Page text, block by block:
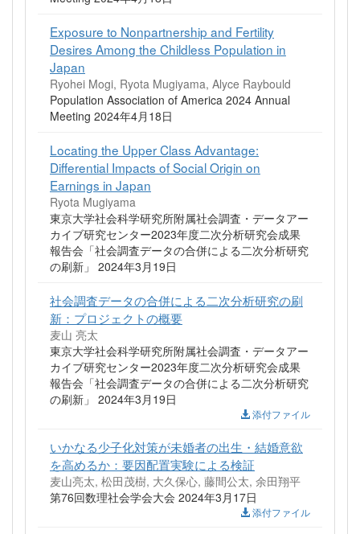
Exposure to Nonpartnership and Fertility
Desires Among the Childless Population in
Japan
Ryohei Mogi, Ryota Mugiyama, Alyce Raybould
Population Association of America 2024 Annual
Meeting 2024年4月18日
Locating the Upper Class Advantage:
Differential Impacts of Social Origin on
Earnings in Japan
Ryota Mugiyama
東京大学社会科学研究所附属社会調査・データアー
カイブ研究センター2023年度二次分析研究会成果
報告会「社会調査データの合併による二次分析研究
の刷新」 2024年3月19日
社会調査データの合併による二次分析研究の刷
新：プロジェクトの概要
麦山 亮太
東京大学社会科学研究所附属社会調査・データアー
カイブ研究センター2023年度二次分析研究会成果
報告会「社会調査データの合併による二次分析研究
の刷新」 2024年3月19日
添付ファイル
いかなる少子化対策が未婚者の出生・結婚意欲
を高めるか：要因配置実験による検証
麦山亮太, 松田茂樹, 大久保心, 藤間公太, 余田翔平
第76回数理社会学会大会 2024年3月17日
添付ファイル